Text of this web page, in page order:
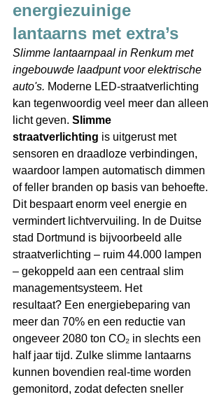
energiezuinige
lantaarns met extra’s
Slimme lantaarnpaal in Renkum met
ingebouwde laadpunt voor elektrische
auto's. Moderne LED-straatverlichting
kan tegenwoordig veel meer dan alleen
licht geven. Slimme
straatverlichting is uitgerust met
sensoren en draadloze verbindingen,
waardoor lampen automatisch dimmen
of feller branden op basis van behoefte.
Dit bespaart enorm veel energie en
vermindert lichtvervuiling. In de Duitse
stad Dortmund is bijvoorbeeld alle
straatverlichting – ruim 44.000 lampen
– gekoppeld aan een centraal slim
managementsysteem. Het
resultaat? Een energiebeparing van
meer dan 70% en een reductie van
ongeveer 2080 ton CO₂ in slechts een
half jaar tijd. Zulke slimme lantaarns
kunnen bovendien real-time worden
gemonitord, zodat defecten sneller